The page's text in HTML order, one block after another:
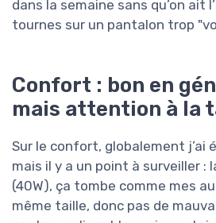
dans la semaine sans qu’on ait
tournes sur un pantalon trop
Confort : bon en
mais attention à la
Sur le confort, globalement
mais il y a un point à surveiller :
(40W), ça tombe comme mes
même taille, donc pas de